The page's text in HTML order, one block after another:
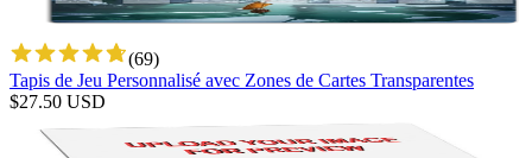
(69)
Tapis de Jeu Personnalisé avec Zones de Cartes Transparentes
$27.50 USD